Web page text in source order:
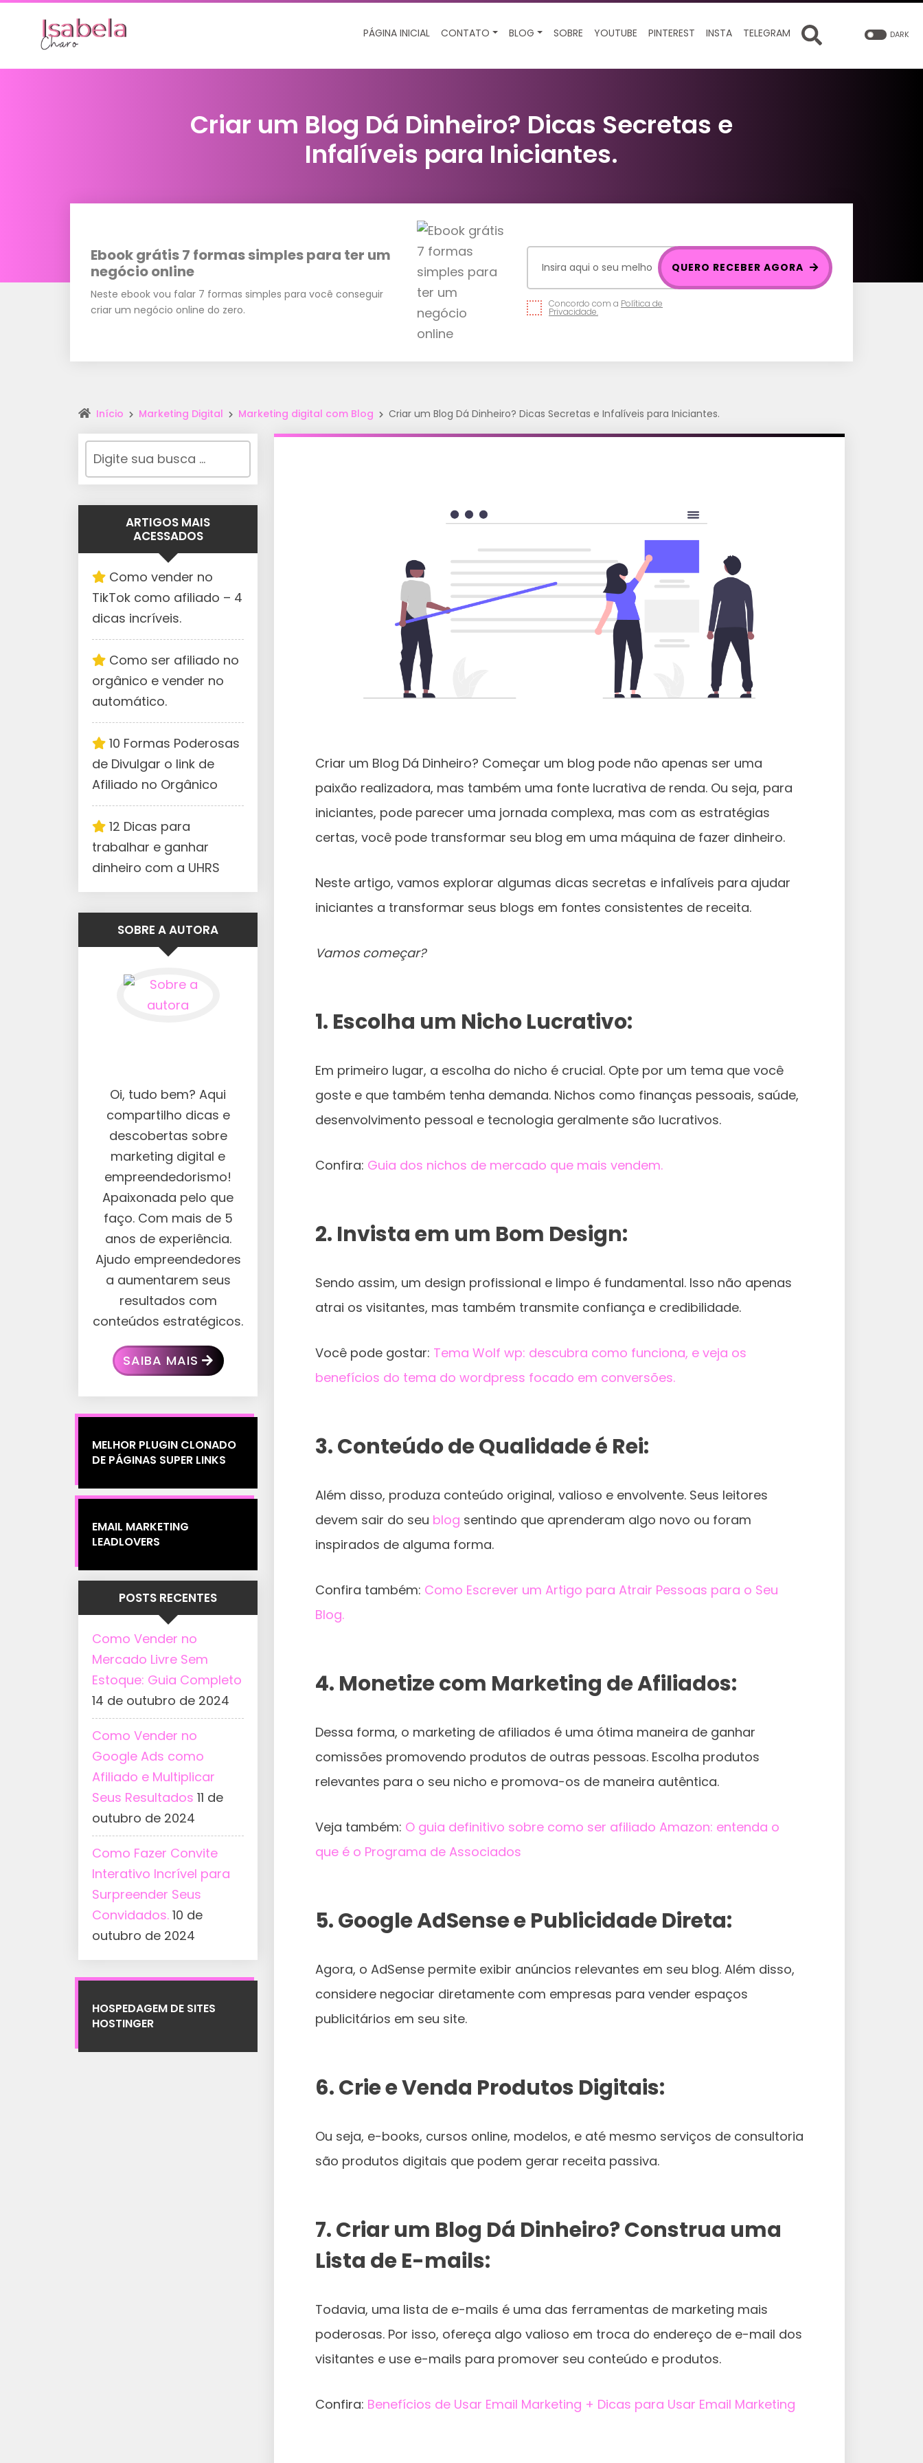
PÁGINA INICIAL CONTATO BLOG SOBRE YOUTUBE PINTEREST INSTA TELEGRAM DARK
Criar um Blog Dá Dinheiro? Dicas Secretas e
Infalíveis para Iniciantes.
Ebook grátis 7 formas simples para ter um
negócio online
Neste ebook vou falar 7 formas simples para você conseguir
criar um negócio online do zero.
Concordo com a Política de
Privacidade.
QUERO RECEBER AGORA
Início Marketing Digital Marketing digital com Blog Criar um Blog Dá Dinheiro? Dicas Secretas e Infalíveis para Iniciantes.
Criar um Blog Dá Dinheiro? Começar um blog pode não apenas ser uma
paixão realizadora, mas também uma fonte lucrativa de renda. Ou seja, para
iniciantes, pode parecer uma jornada complexa, mas com as estratégias
certas, você pode transformar seu blog em uma máquina de fazer dinheiro.
Neste artigo, vamos explorar algumas dicas secretas e infalíveis para ajudar
iniciantes a transformar seus blogs em fontes consistentes de receita.
Vamos começar?
1. Escolha um Nicho Lucrativo:
Em primeiro lugar, a escolha do nicho é crucial. Opte por um tema que você
goste e que também tenha demanda. Nichos como finanças pessoais, saúde,
desenvolvimento pessoal e tecnologia geralmente são lucrativos.
Confira: Guia dos nichos de mercado que mais vendem.
2. Invista em um Bom Design:
Sendo assim, um design profissional e limpo é fundamental. Isso não apenas
atrai os visitantes, mas também transmite confiança e credibilidade.
Você pode gostar: Tema Wolf wp: descubra como funciona, e veja os
benefícios do tema do wordpress focado em conversões.
3. Conteúdo de Qualidade é Rei:
Além disso, produza conteúdo original, valioso e envolvente. Seus leitores
devem sair do seu blog sentindo que aprenderam algo novo ou foram
inspirados de alguma forma.
Confira também: Como Escrever um Artigo para Atrair Pessoas para o Seu
Blog.
4. Monetize com Marketing de Afiliados:
Dessa forma, o marketing de afiliados é uma ótima maneira de ganhar
comissões promovendo produtos de outras pessoas. Escolha produtos
relevantes para o seu nicho e promova-os de maneira autêntica.
Veja também: O guia definitivo sobre como ser afiliado Amazon: entenda o
que é o Programa de Associados
5. Google AdSense e Publicidade Direta:
Agora, o AdSense permite exibir anúncios relevantes em seu blog. Além disso,
considere negociar diretamente com empresas para vender espaços
publicitários em seu site.
6. Crie e Venda Produtos Digitais:
Ou seja, e-books, cursos online, modelos, e até mesmo serviços de consultoria
são produtos digitais que podem gerar receita passiva.
7. Criar um Blog Dá Dinheiro?Construa uma
Lista de E-mails:
Todavia, uma lista de e-mails é uma das ferramentas de marketing mais
poderosas. Por isso, ofereça algo valioso em troca do endereço de e-mail dos
visitantes e use e-mails para promover seu conteúdo e produtos.
Confira: Benefícios de Usar Email Marketing + Dicas para Usar Email Marketing
ARTIGOS MAIS
ACESSADOS
Como vender no
TikTok como afiliado – 4
dicas incríveis.
Como ser afiliado no
orgânico e vender no
automático.
10 Formas Poderosas
de Divulgar o link de
Afiliado no Orgânico
12 Dicas para
trabalhar e ganhar
dinheiro com a UHRS
SOBRE A AUTORA
Oi, tudo bem? Aqui
compartilho dicas e
descobertas sobre
marketing digital e
empreendedorismo!
Apaixonada pelo que
faço. Com mais de 5
anos de experiência.
Ajudo empreendedores
a aumentarem seus
resultados com
conteúdos estratégicos.
SAIBA MAIS
MELHOR PLUGIN CLONADO
DE PÁGINAS SUPER LINKS
EMAIL MARKETING
LEADLOVERS
POSTS RECENTES
Como Vender no
Mercado Livre Sem
Estoque: Guia Completo
14 de outubro de 2024
Como Vender no
Google Ads como
Afiliado e Multiplicar
Seus Resultados 11 de
outubro de 2024
Como Fazer Convite
Interativo Incrível para
Surpreender Seus
Convidados. 10 de
outubro de 2024
HOSPEDAGEM DE SITES
HOSTINGER